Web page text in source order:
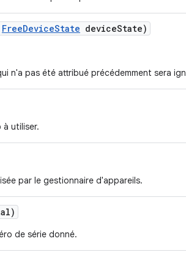
FreeDeviceState deviceState)
n'a pas été attribué précédemment sera
à utiliser.
par le gestionnaire d'appareils.
de série donné.